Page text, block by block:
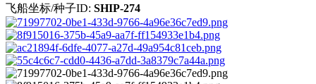
飞船坐标/种子ID: SHIP-274